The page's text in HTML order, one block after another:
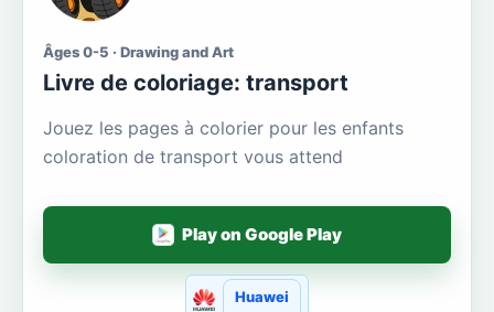
Âges 0-5 · Drawing and Art
Livre de coloriage: transport
Jouez les pages à colorier pour les enfants
coloration de transport vous attend
Play on Google Play
Huawei